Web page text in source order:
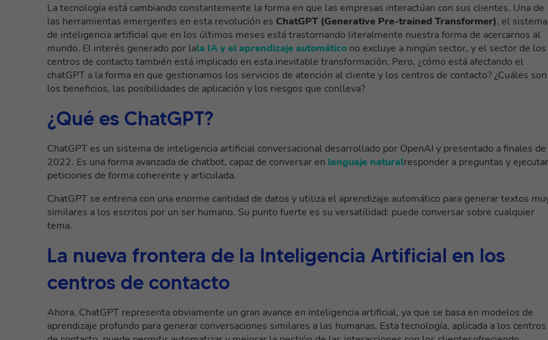
La tecnología está cambiando constantemente la forma en que las empresas interactúan con sus clientes. Una de
las herramientas emergentes en esta revolución es ChatGPT (Generative Pre-trained Transformer), el sistema
de inteligencia artificial que en los últimos meses está trastornando literalmente nuestra forma de acercarnos al
mundo. El interés generado por lala IA y el aprendizaje automático no excluye a ningún sector, y el sector de los
centros de contacto también está implicado en esta inevitable transformación. Pero, ¿cómo está afectando el
chatGPT a la forma en que gestionamos los servicios de atención al cliente y los centros de contacto? ¿Cuáles son
los beneficios, las posibilidades de aplicación y los riesgos que conlleva?
¿Qué es ChatGPT?
ChatGPT es un sistema de inteligencia artificial conversacional desarrollado por OpenAI y presentado a finales de
2022. Es una forma avanzada de chatbot, capaz de conversar en lenguaje naturalresponder a preguntas y ejecutar
peticiones de forma coherente y articulada.
ChatGPT se entrena con una enorme cantidad de datos y utiliza el aprendizaje automático para generar textos
similares a los escritos por un ser humano. Su punto fuerte es su versatilidad: puede conversar sobre cualquier
tema.
La nueva frontera de la Inteligencia Artificial en los
centros de contacto
Ahora, ChatGPT representa obviamente un gran avance en inteligencia artificial, ya que se basa en modelos de
aprendizaje profundo para generar conversaciones similares a las humanas. Esta tecnología, aplicada a los centros